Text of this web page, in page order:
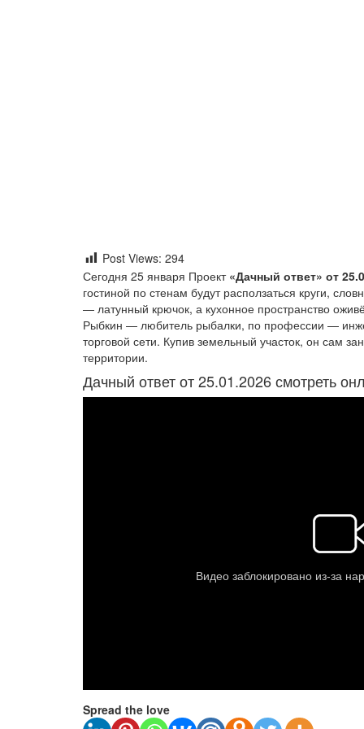
Post Views: 294
Сегодня 25 января Проект «Дачный ответ» от
гостиной по стенам будут расползаться круги,
— латунный крючок, а кухонное пространство
Рыбкин — любитель рыбалки, по профессии —
торговой сети. Купив земельный участок, он сам
территории.
Дачный ответ от 25.01.2026 смотреть
Spread the love